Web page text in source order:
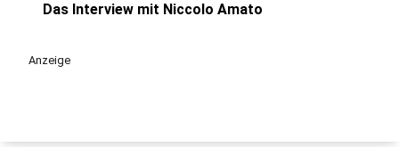
Das Interview mit Niccolo Amato
Anzeige